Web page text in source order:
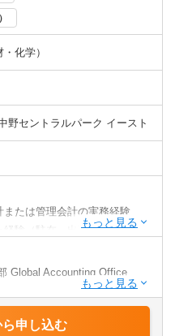
化学）
セントラルパーク イースト
または管理会計の実務経験
経験（駐在、出張、オンライ
点以上
の会計知識)
、Excel、PowerPoint)
Global Accounting Office
、財務経理、及び内部統制
申し込む